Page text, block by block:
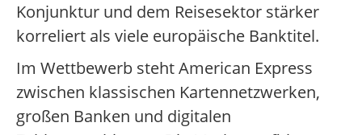
Konjunktur und dem Reisesektor stärker
korreliert als viele europäische Banktitel.
Im Wettbewerb steht American Express
zwischen klassischen Kartennetzwerken,
großen Banken und digitalen